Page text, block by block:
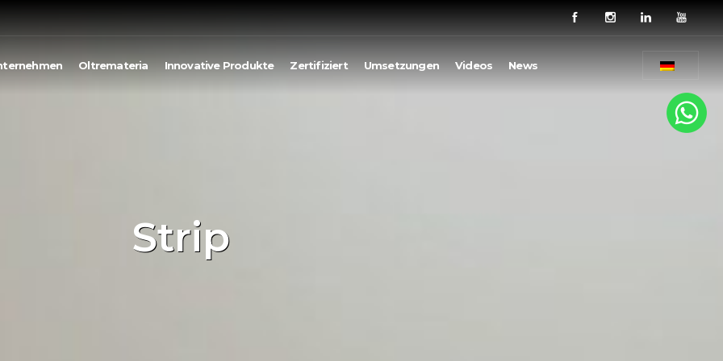
Oltremateria Innovative Produkte Zertifiziert Umsetzungen Videos News
Strip